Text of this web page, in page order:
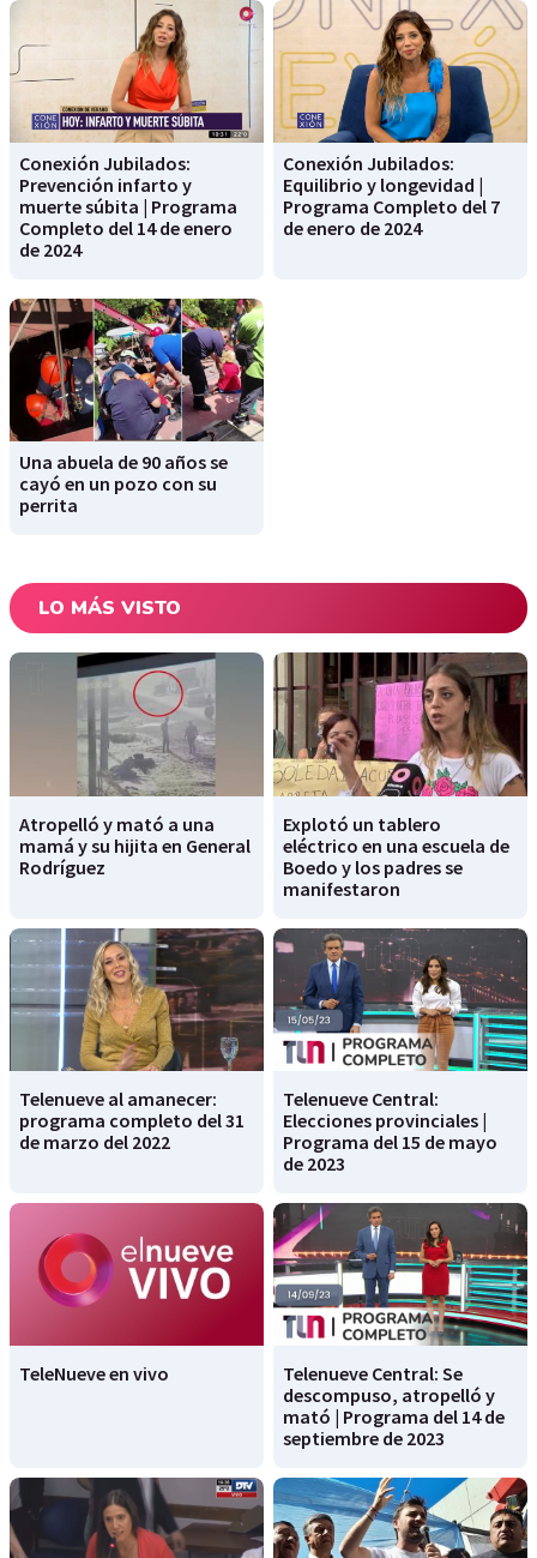
Conexión Jubilados:
Prevención infarto y
muerte súbita | Programa
Completo del 14 de enero
de 2024
Conexión Jubilados:
Equilibrio y longevidad |
Programa Completo del 7
de enero de 2024
Una abuela de 90 años se
cayó en un pozo con su
perrita
LO MÁS VISTO
Atropelló y mató a una
mamá y su hijita en General
Rodríguez
Explotó un tablero
eléctrico en una escuela de
Boedo y los padres se
manifestaron
Telenueve al amanecer:
programa completo del 31
de marzo del 2022
Telenueve Central:
Elecciones provinciales |
Programa del 15 de mayo
de 2023
TeleNueve en vivo
Telenueve Central: Se
descompuso, atropelló y
mató | Programa del 14 de
septiembre de 2023